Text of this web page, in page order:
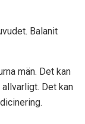
Balanit
män. Det kan
Det kan